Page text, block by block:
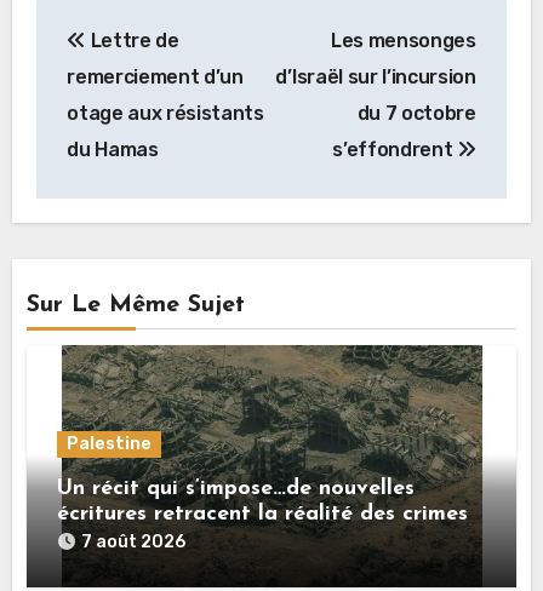
de
l’article
Lettre de
remerciement d’un
otage aux résistants
du Hamas
Les mensonges
d’Israël sur l’incursion
du 7 octobre
s’effondrent
Sur Le Même Sujet
Palestine
Un récit qui s’impose…de nouvelles
écritures retracent la réalité des crimes
sionistes à Gaza
7 août 2026